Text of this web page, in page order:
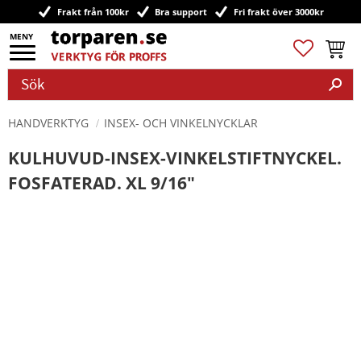
Meny
Frakt från 100kr Bra support Fri frakt över 3000kr
Favoriter
HANDVERKTYG INSEX- OCH VINKELNYCKLAR
KULHUVUD-INSEX-VINKELSTIFTNYCKEL.
FOSFATERAD. XL 9/16"